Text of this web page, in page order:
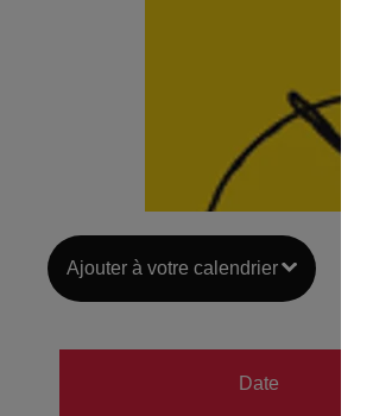
Ajouter à votre calendrier
Date